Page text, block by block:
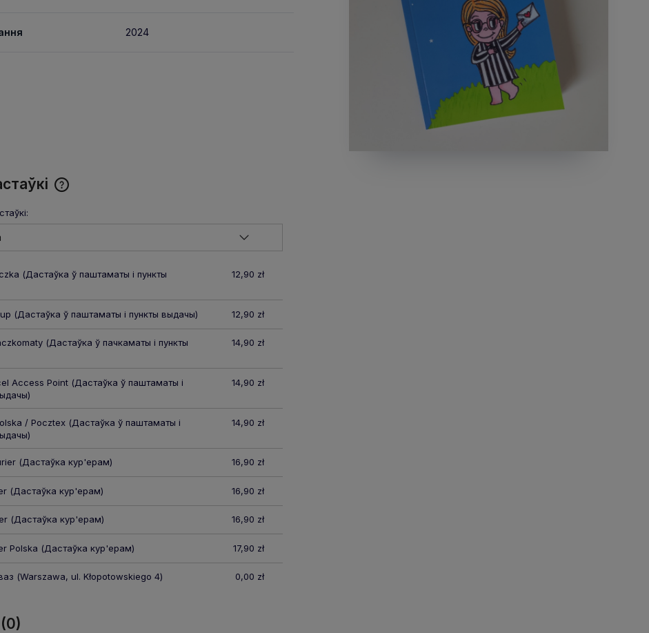
2024
(Дастаўка ў паштаматы і пункты
12,90 zł
(Дастаўка ў паштаматы і пункты выдачы) 12,90 zł
(Дастаўка ў пачкаматы і пункты
14,90 zł
Access Point(Дастаўка ў паштаматы і
14,90 zł
/ Pocztex(Дастаўка ў паштаматы і
14,90 zł
(Дастаўка кур'ерам) 16,90 zł
(Дастаўка кур'ерам) 16,90 zł
(Дастаўка кур'ерам) 16,90 zł
Polska (Дастаўка кур'ерам) 17,90 zł
(Warszawa, ul. Kłopotowskiego 4) 0,00 zł